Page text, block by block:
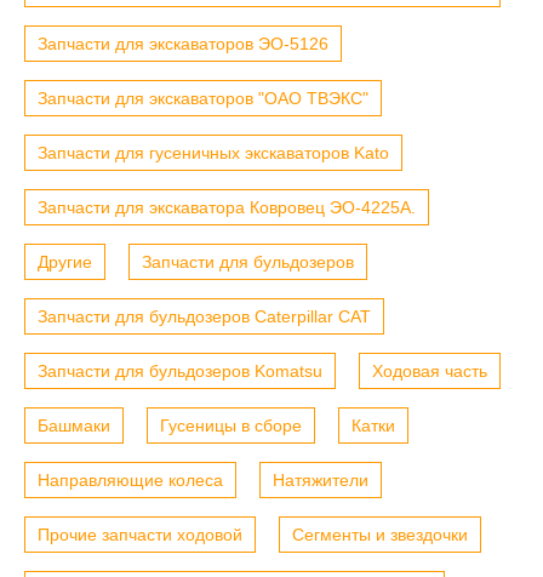
Запчасти для экскаваторов ЭО-5126
Запчасти для экскаваторов "ОАО ТВЭКС"
Запчасти для гусеничных экскаваторов Kato
Запчасти для экскаватора Ковровец ЭО-4225А.
Другие Запчасти для бульдозеров
Запчасти для бульдозеров Caterpillar CAT
Запчасти для бульдозеров Komatsu Ходовая часть
Башмаки Гусеницы в сборе Катки
Направляющие колеса Натяжители
Прочие запчасти ходовой Сегменты и звездочки